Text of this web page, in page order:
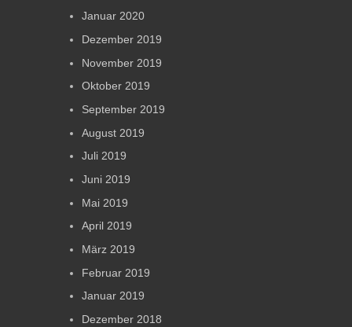
Januar 2020
Dezember 2019
November 2019
Oktober 2019
September 2019
August 2019
Juli 2019
Juni 2019
Mai 2019
April 2019
März 2019
Februar 2019
Januar 2019
Dezember 2018